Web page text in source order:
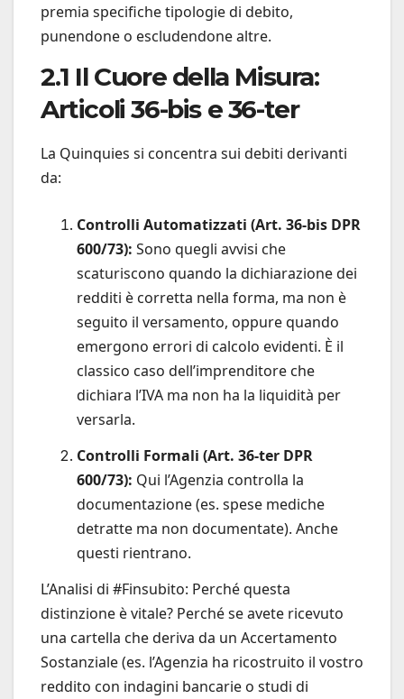
premia specifiche tipologie di debito,
punendone o escludendone altre.
2.1 Il Cuore della Misura:
Articoli 36-bis e 36-ter
La Quinquies si concentra sui debiti derivanti
da:
Controlli Automatizzati (Art. 36-bis DPR
600/73): Sono quegli avvisi che
scaturiscono quando la dichiarazione dei
redditi è corretta nella forma, ma non è
seguito il versamento, oppure quando
emergono errori di calcolo evidenti. È il
classico caso dell’imprenditore che
dichiara l’IVA ma non ha la liquidità per
versarla.
Controlli Formali (Art. 36-ter DPR
600/73): Qui l’Agenzia controlla la
documentazione (es. spese mediche
detratte ma non documentate). Anche
questi rientrano.
L’Analisi di #Finsubito: Perché questa
distinzione è vitale? Perché se avete ricevuto
una cartella che deriva da un Accertamento
Sostanziale (es. l’Agenzia ha ricostruito il vostro
reddito con indagini bancarie o studi di